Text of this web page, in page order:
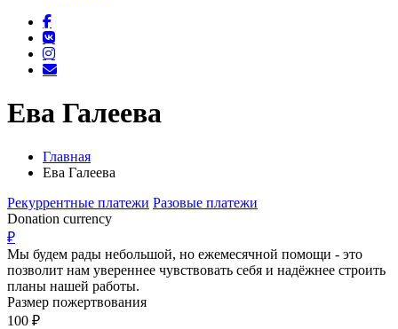
Ева Галеева
Главная
Ева Галеева
Рекуррентные платежи Разовые платежи
Donation currency
₽
Мы будем рады небольшой, но ежемесячной помощи - это
позволит нам увереннее чувствовать себя и надёжнее строить
планы нашей работы.
Размер пожертвования
100 ₽